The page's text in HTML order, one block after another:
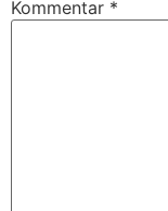
Kommentar *